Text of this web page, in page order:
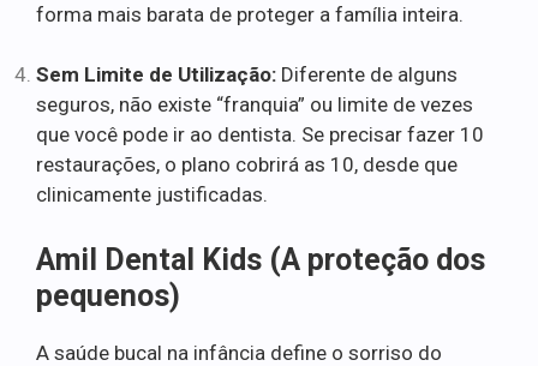
forma mais barata de proteger a família inteira.
Sem Limite de Utilização: Diferente de alguns
seguros, não existe “franquia” ou limite de vezes
que você pode ir ao dentista. Se precisar fazer 10
restaurações, o plano cobrirá as 10, desde que
clinicamente justificadas.
Amil Dental Kids (A proteção dos
pequenos)
A saúde bucal na infância define o sorriso do